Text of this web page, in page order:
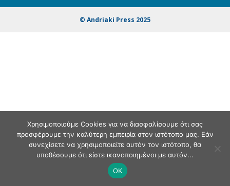
© Andriaki Press 2025
Χρησιμοποιούμε Cookies για να διασφαλίσουμε ότι σας
προσφέρουμε την καλύτερη εμπειρία στον ιστότοπο μας. Εάν
συνεχίσετε να χρησιμοποιείτε αυτόν τον ιστότοπο, θα
υποθέσουμε ότι είστε ικανοποιημένοι με αυτόν...
OK